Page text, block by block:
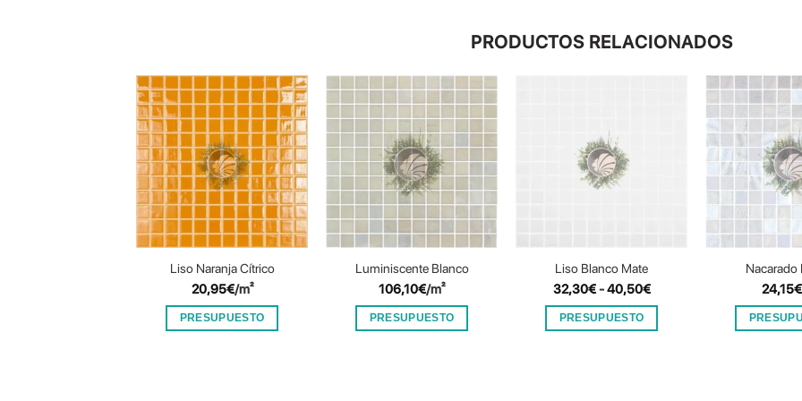
PRODUCTOS RELACIONADOS
Liso Naranja Cítrico
20,95€/m²
PRESUPUESTO
Luminiscente Blanco
106,10€/m²
PRESUPUESTO
Liso Blanco Mate
32,30€ - 40,50€Rango
PRESUPUESTO
Nacarado
24,15€